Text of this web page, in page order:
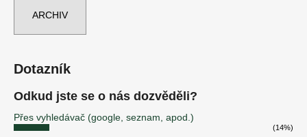
ARCHIV
Dotazník
Odkud jste se o nás dozvěděli?
Přes vyhledávač (google, seznam, apod.)
(14%)